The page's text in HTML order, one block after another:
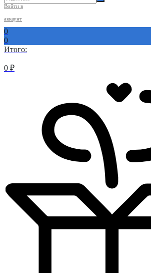
Войти в
аккаунт
0
0
Итого:
0 ₽